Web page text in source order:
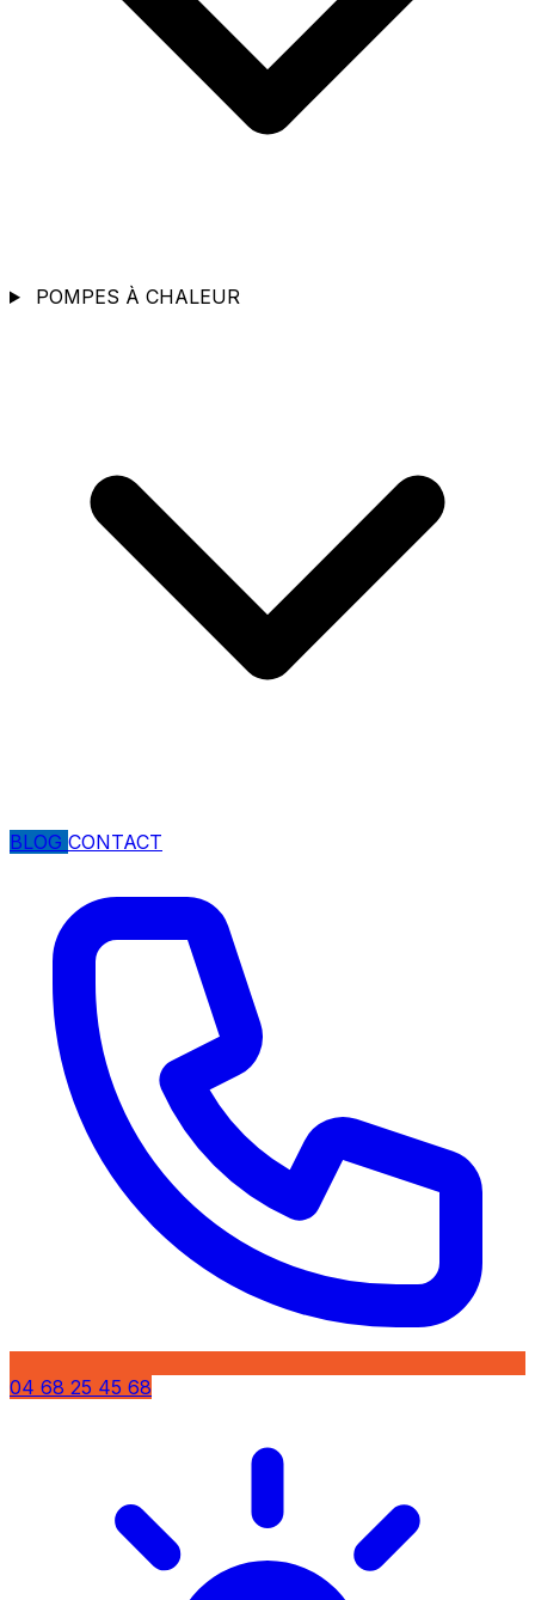
POMPES À CHALEUR
BLOG CONTACT
04 68 25 45 68